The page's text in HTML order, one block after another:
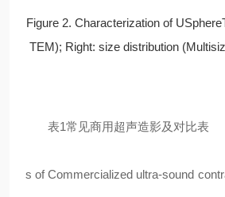
Figure 2. Characterization of
TEM); Right: size distribution
表1常见商用超声造影及对比表
Table1
s of Commercialized ultra-sound